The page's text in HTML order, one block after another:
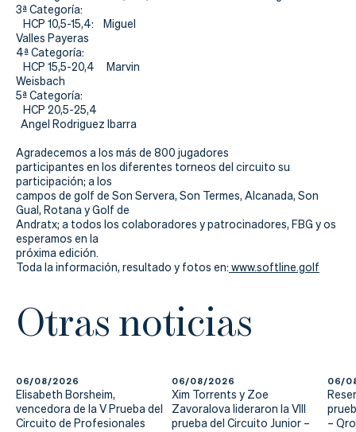
3ª Categoría:
HCP 10,5-15,4: Miguel
Valles Payeras
4ª Categoría:
HCP 15,5-20,4 Marvin
Weisbach
5ª Categoría:
HCP 20,5-25,4
Angel Rodriguez Ibarra
Agradecemos a los más de 800 jugadores
participantes en los diferentes torneos del circuito su
participación; a los
campos de golf de Son Servera, Son Termes, Alcanada, Son
Gual, Rotana y Golf de
Andratx; a todos los colaboradores y patrocinadores, FBG y os
esperamos en la
próxima edición.
Toda la información, resultado y fotos en: www.softline.golf
Otras noticias
06/08/2026
Elisabeth Borsheim,
vencedora de la V Prueba del
Circuito de Profesionales
06/08/2026
Xim Torrents y Zoe
Zavoralova lideraron la VIII
prueba del Circuito Junior –
06/
–